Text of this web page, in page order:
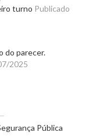
turno Publicado
do parecer.
2025
Pública